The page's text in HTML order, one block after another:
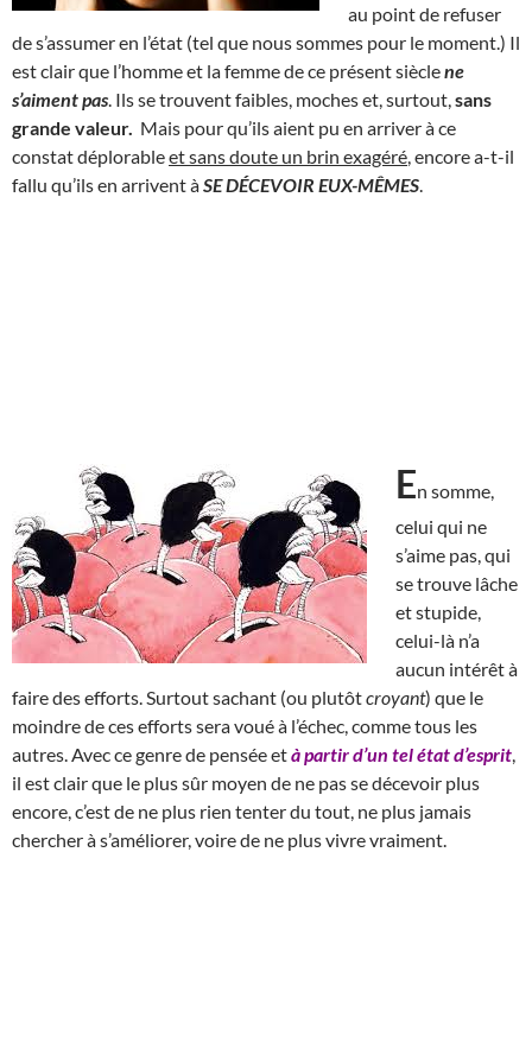
au point de refuser
de s’assumer en l’état (tel que nous sommes pour le moment.) Il
est clair que l’homme et la femme de ce présent sièclene
s’aiment pas . Ils se trouvent faibles, moches et, surtout, sans
grande valeur. Mais pour qu’ils aient pu en arriver à ce
constat déplorableet sans doute un brin exagéré , encore a-t-il
fallu qu’ils en arrivent àSE DÉCEVOIR EUX-MÊMES
En somme,
celui qui ne
s’aime pas, qui
se trouve lâche
et stupide,
celui-là n’a
aucun intérêt à
faire des efforts. Surtout sachant (ou plutôtcroyant) que le
moindre de ces efforts sera voué à l’échec, comme tous les
autres. Avec ce genre de pensée età partir d’un tel état d’esprit
il est clair que le plus sûr moyen de ne pas se décevoir plus
encore, c’est de ne plus rien tenter du tout, ne plus jamais
chercher à s’améliorer, voire de ne plus vivre vraiment.